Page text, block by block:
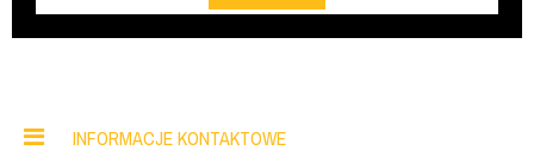
INFORMACJE KONTAKTOWE